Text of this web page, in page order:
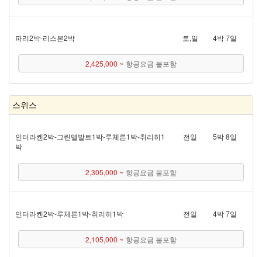
파리 2박 - 리스본 2박 토,일 4박 7일
2,425,000 ~ 항공요금 불포함
스위스
인터라켄 2박 - 그린델발트 1박 - 루체른 1박 - 취리히 1
박
전일 5박 8일
2,305,000 ~ 항공요금 불포함
인터라켄 2박 - 루체른 1박 - 취리히 1박 전일 4박 7일
2,105,000 ~ 항공요금 불포함